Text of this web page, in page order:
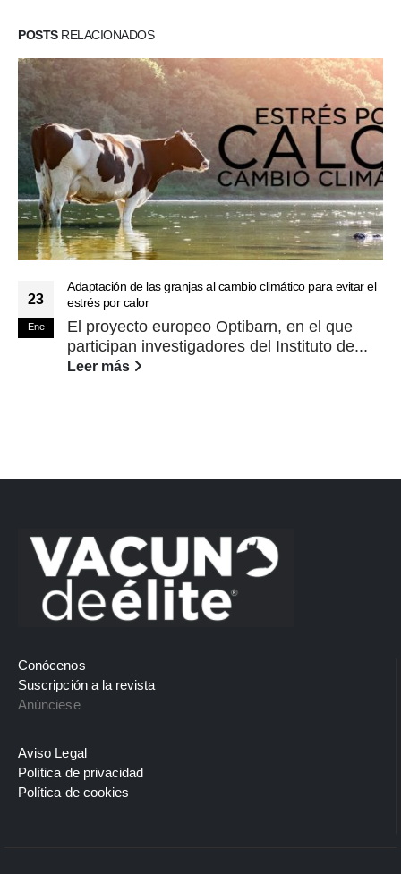
POSTSRELACIONADOS
23
Ene
Adaptación de las granjas al cambio climático para evitar el
estrés por calor
El proyecto europeo Optibarn, en el que
participan investigadores del Instituto de...
Leer más
Conócenos
Suscripción a la revista
Anúnciese
Aviso Legal
Política de privacidad
Política de cookies